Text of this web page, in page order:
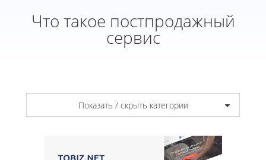
Что такое постпродажный
сервис
Показать / скрыть категории